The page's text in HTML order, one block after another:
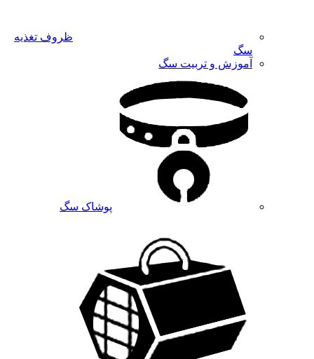
ظروف تغذیه
سگ
آموزش و تربیت سگ
پوشاک سگ